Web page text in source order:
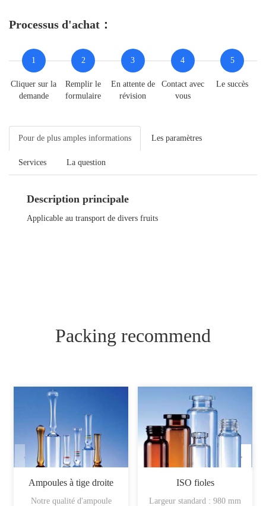
Processus d'achat：
1
Cliquer sur la
demande
2
Remplir le
formulaire
3
En attente de
révision
4
Contact avec
vous
5
Le succès
Pour de plus amples informations Les paramètres
Services La question
Description principale
Applicable au transport de divers fruits
Packing recommend
Ampoules à tige droite
Notre qualité d'ampoule
ISO fioles
Largeur standard : 980 mm